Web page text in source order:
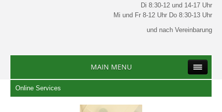
Di 8:30-12 und 14-17 Uhr
Mi und Fr 8-12 Uhr Do 8:30-13 Uhr
und nach Vereinbarung
MAIN MENU
Online Services